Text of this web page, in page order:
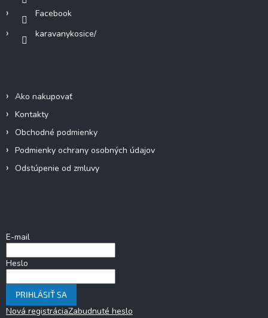
Facebook
karavanykosice/
Ako nakupovať
Kontakty
Obchodné podmienky
Podmienky ochrany osobných údajov
Odstúpenie od zmluvy
E-mail
Heslo
PRIHLÁSIŤ SA
Nová registráciaZabudnuté heslo